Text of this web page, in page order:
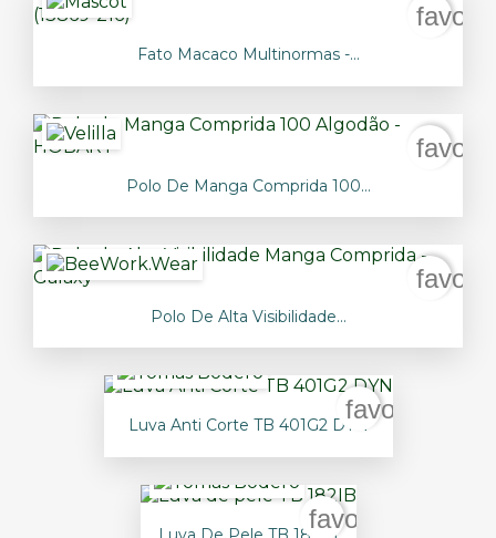
Fato Macaco Multinormas -...
Polo De Manga Comprida 100...
Polo De Alta Visibilidade...
Luva Anti Corte TB 401G2 DYN
favorite_border